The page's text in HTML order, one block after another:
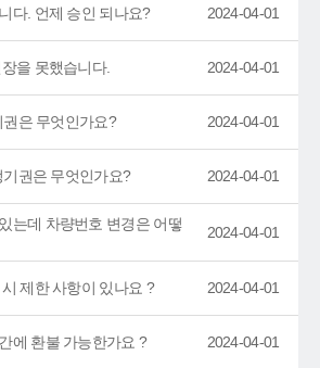
다. 언제 승인 되나요? 2024-04-01
을 못했습니다. 2024-04-01
은 무엇인가요? 2024-04-01
권은 무엇인가요? 2024-04-01
는데 차량번호 변경은 어떻
2024-04-01
제한 사항이 있나요 ? 2024-04-01
에 환불 가능한가요 ? 2024-04-01